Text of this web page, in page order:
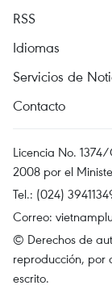
RSS
Idiomas
Servicios de
Contacto
Licencia No.
2008 por el
Tel.: (024)
Correo:
© Derechos de
reproducción, por
escrito.